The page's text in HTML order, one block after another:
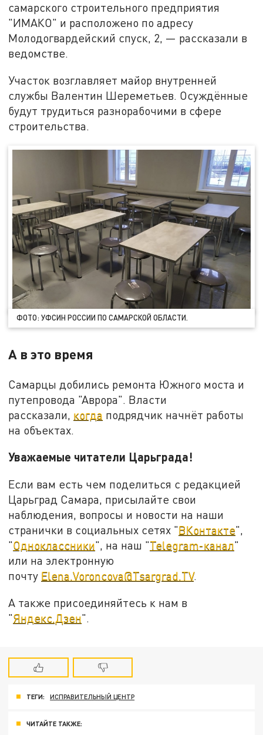
самарского строительного предприятия
"ИМАКО" и расположено по адресу
Молодогвардейский спуск, 2, — рассказали в
ведомстве.
Участок возглавляет майор внутренней
службы Валентин Шереметьев. Осуждённые
будут трудиться разнорабочими в сфере
строительства.
ФОТО: УФСИН РОССИИ ПО САМАРСКОЙ ОБЛАСТИ.
А в это время
Самарцы добились ремонта Южного моста и
путепровода "Аврора". Власти
рассказали, когда подрядчик начнёт работы
на объектах.
Уважаемые читатели Царьграда!
Если вам есть чем поделиться с редакцией
Царьград Самара, присылайте свои
наблюдения, вопросы и новости на наши
странички в социальных сетях "ВКонтакте",
"Одноклассники", на наш "Telegram-канал"
или на электронную
почту Elena.Voroncova@Tsargrad.TV.
А также присоединяйтесь к нам в
"Яндекс.Дзен".
ТЕГИ: ИСПРАВИТЕЛЬНЫЙ ЦЕНТР
ЧИТАЙТЕ ТАКЖЕ: